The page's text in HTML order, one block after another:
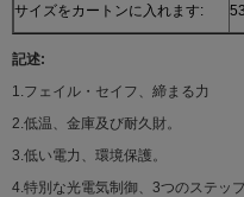
サイズをカートンに入れます:
記述:
1.フェイル・セイフ、締まる力
2.低温、金庫及び耐久財。
3.低い電力、環境保護。
4.特別な光電気制御、3つのステッ